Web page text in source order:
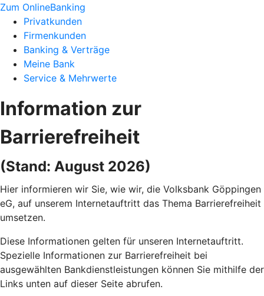
Zum OnlineBanking
Privatkunden
Firmenkunden
Banking & Verträge
Meine Bank
Service & Mehrwerte
Information zur
Barrierefreiheit
(Stand: August 2026)
Hier informieren wir Sie, wie wir, die Volksbank Göppingen
eG, auf unserem Internetauftritt das Thema Barrierefreiheit
umsetzen.
Diese Informationen gelten für unseren Internetauftritt.
Spezielle Informationen zur Barrierefreiheit bei
ausgewählten Bankdienstleistungen können Sie mithilfe der
Links unten auf dieser Seite abrufen.